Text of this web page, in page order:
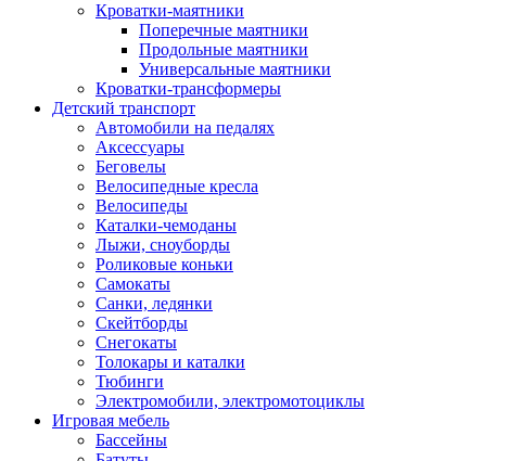
Кроватки-маятники
Поперечные маятники
Продольные маятники
Универсальные маятники
Кроватки-трансформеры
Детский транспорт
Автомобили на педалях
Аксессуары
Беговелы
Велосипедные кресла
Велосипеды
Каталки-чемоданы
Лыжи, сноуборды
Роликовые коньки
Самокаты
Санки, ледянки
Скейтборды
Снегокаты
Толокары и каталки
Тюбинги
Электромобили, электромотоциклы
Игровая мебель
Бассейны